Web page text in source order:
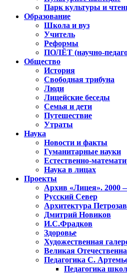
Парк культуры и
Образование
Школа и вуз
Учитель
Реформы
ПОЛЁТ (научно-
Общество
История
Свободная трибуна
Люди
Лицейские беседы
Семья и дети
Путешествие
Утраты
Наука
Новости и факты
Гуманитарные науки
Естественно-
Наука в лицах
Проекты
Архив «Лицея». 2000
Русский Север
Архитектура
Дмитрий Новиков
И.С.Фрадков
Здоровье
Художественная
Великая
Педагогика С.
Педагогика